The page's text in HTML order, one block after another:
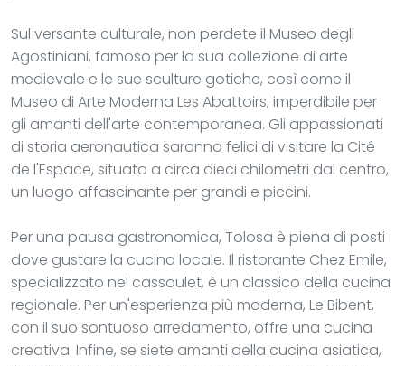
Sul versante culturale, non perdete il Museo degli
Agostiniani, famoso per la sua collezione di arte
medievale e le sue sculture gotiche, così come il
Museo di Arte Moderna Les Abattoirs, imperdibile per
gli amanti dell'arte contemporanea. Gli appassionati
di storia aeronautica saranno felici di visitare la Cité
de l'Espace, situata a circa dieci chilometri dal centro,
un luogo affascinante per grandi e piccini.
Per una pausa gastronomica, Tolosa è piena di posti
dove gustare la cucina locale. Il ristorante Chez Emile,
specializzato nel cassoulet, è un classico della cucina
regionale. Per un'esperienza più moderna, Le Bibent,
con il suo sontuoso arredamento, offre una cucina
creativa. Infine, se siete amanti della cucina asiatica,